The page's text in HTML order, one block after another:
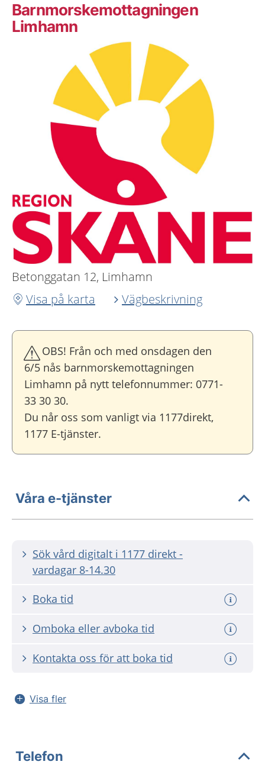
Barnmorskemottagningen
Limhamn
Betonggatan 12, Limhamn
Visa på karta
Vägbeskrivning
OBS! Från och med onsdagen den
6/5 nås barnmorskemottagningen
Limhamn på nytt telefonnummer: 0771-
33 30 30.
Du når oss som vanligt via 1177direkt,
1177 E-tjänster.
Våra e-tjänster
Sök vård digitalt i 1177 direkt -
vardagar 8-14.30
Boka tid
Omboka eller avboka tid
Kontakta oss för att boka tid
Visa fler
Telefon